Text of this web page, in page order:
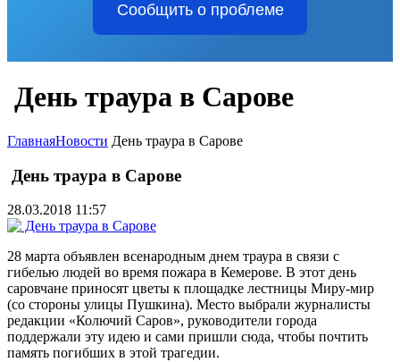
Сообщить о проблеме
День траура в Сарове
ГлавнаяНовости День траура в Сарове
День траура в Сарове
28.03.2018 11:57
28 марта объявлен всенародным днем траура в связи с
гибелью людей во время пожара в Кемерове. В этот день
саровчане приносят цветы к площадке лестницы Миру-мир
(со стороны улицы Пушкина). Место выбрали журналисты
редакции «Колючий Саров», руководители города
поддержали эту идею и сами пришли сюда, чтобы почтить
память погибших в этой трагедии.